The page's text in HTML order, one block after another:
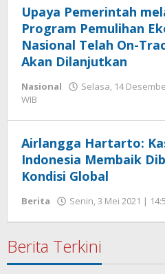
Upaya Pemerintah
Program Pemulihan
Nasional Telah On-
Akan Dilanjutkan
Nasional
Selasa, 14
WIB
Seprihadi
Airlangga Hartarto:
Indonesia Membaik
Kondisi Global
Berita Senin, 3 Mei 2021 |
Berita Terkini